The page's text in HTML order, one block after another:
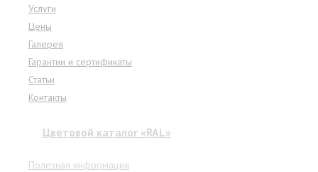
Услуги
Цены
Галерея
Гарантии и сертификаты
Статьи
Контакты
Цветовой каталог «RAL»
Полезная информация